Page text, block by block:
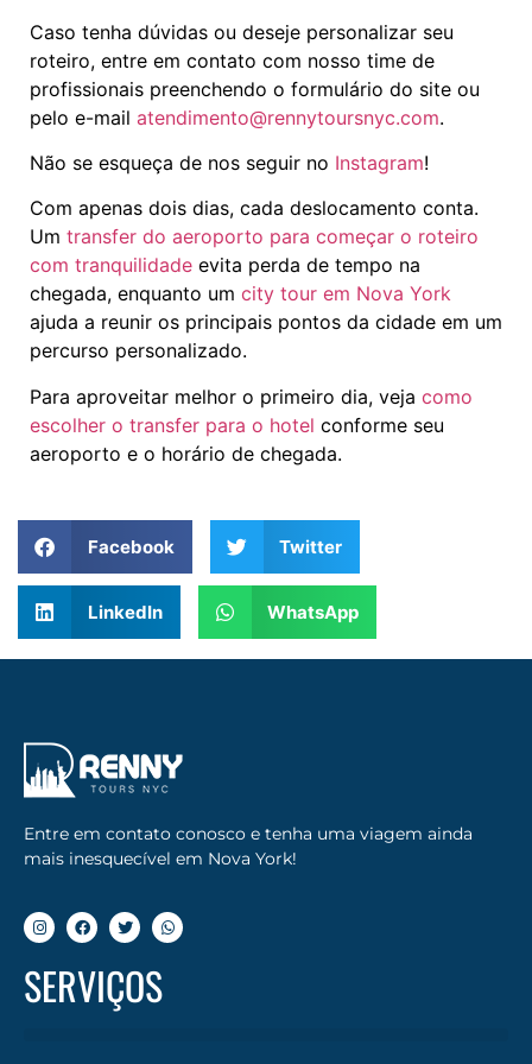
Caso tenha dúvidas ou deseje personalizar seu
roteiro, entre em contato com nosso time de
profissionais preenchendo o formulário do site ou
pelo e-mail atendimento@rennytoursnyc.com.
Não se esqueça de nos seguir no Instagram!
Com apenas dois dias, cada deslocamento conta.
Um transfer do aeroporto para começar o roteiro
com tranquilidade evita perda de tempo na
chegada, enquanto um city tour em Nova York
ajuda a reunir os principais pontos da cidade em um
percurso personalizado.
Para aproveitar melhor o primeiro dia, veja como
escolher o transfer para o hotel conforme seu
aeroporto e o horário de chegada.
Facebook Twitter
LinkedIn WhatsApp
Entre em contato conosco e tenha uma viagem ainda
mais inesquecível em Nova York!
SERVIÇOS